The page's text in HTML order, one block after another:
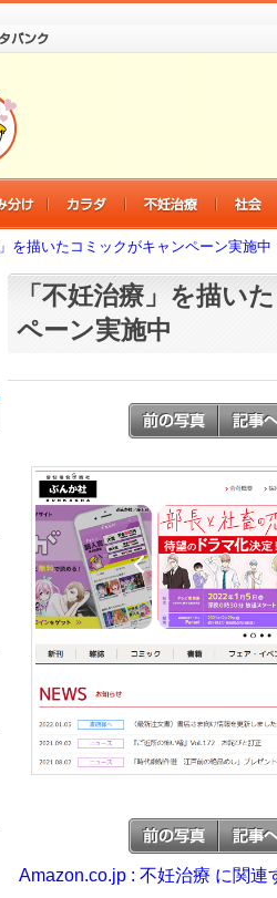
を描いたコミックがキャンペーン実施中
「不妊治療」を描い
ペーン実施中
Amazon.co.jp : 不妊治療 に関連